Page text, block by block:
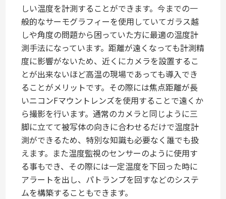
しい温度を計測することができます。今までの一
般的なサーモグラフィーを使用していてガラス越
しや角度の問題から困っていた方に最適の温度計
測手法になっています。距離が遠くなっても計測精
度に影響がないため、近くにカメラを設置するこ
とが出来ないほど高温の現場であっても導入でき
ることがメリットです。その際には焦点距離が長
いニコンFマウントレンズを使用することで遠くか
ら撮影を行います。通常のカメラと同じように三
脚に立てて被写体の向きに合わせるだけで温度計
測ができるため、特別な知識も必要なく誰でも扱
えます。また温度監視のセンサーのように使用す
る事もでき、その際には一定温度を下回った時に
アラートを出し、パトランプを回すなどのシステ
ムを構築することもできます。